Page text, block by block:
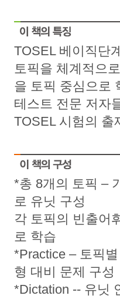
TOSEL 베이직단
토픽을 체계적으
을 토픽 중심으로
테스트 전문 저자
TOSEL 시험의 출
*총 8개의 토픽 –
로 유닛 구성
각 토픽의 빈출어
로 학습
*Practice – 토픽
형 대비 문제 구성
*Dictation -- 유닛